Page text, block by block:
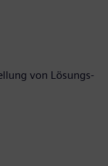
von Lösungs-